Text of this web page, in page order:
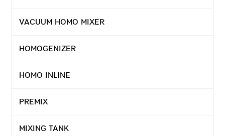
VACUUM HOMO MIXER
HOMOGENIZER
HOMO INLINE
PREMIX
MIXING TANK